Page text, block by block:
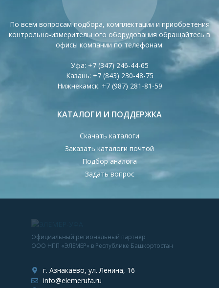
По всем вопросам подбора, комплектации и приобретения
контрольно-измерительного оборудования обращайтесь в
офисы компании по телефонам:
Уфа: +7 (347) 246-44-65
Казань: +7 (843) 230-48-75
Нижнекамск: +7 (987) 281-81-59
КАТАЛОГИ И ПОДДЕРЖКА
Скачать каталоги
Заказать каталоги почтой
Подбор аналога
Задать вопрос
Официальный региональный партнер
ООО НПП «ЭЛЕМЕР» в Республике Башкортостан
г. Азнакаево, ул. Ленина, 16
info@elemerufa.ru